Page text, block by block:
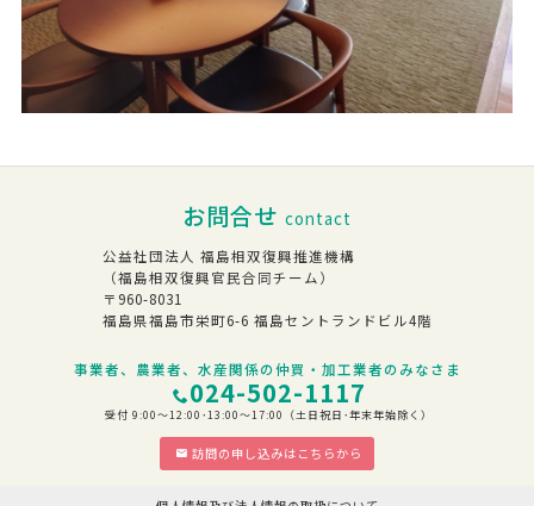
お問合せ contact
公益社団法人 福島相双復興推進機構
（福島相双復興官民合同チーム）
〒960-8031
福島県福島市栄町6-6 福島セントランドビル4階
事業者、農業者、水産関係の仲買・加工業者のみなさま
024-502-1117
受付 9:00～12:00･13:00～17:00（土日祝日･年末年始除く）
訪問の申し込みはこちらから